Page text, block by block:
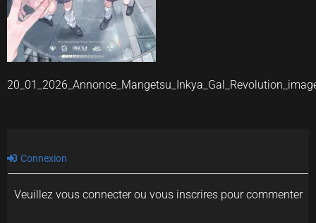
Connexion
Veuillez vous connecter ou vous inscrires pour commenter